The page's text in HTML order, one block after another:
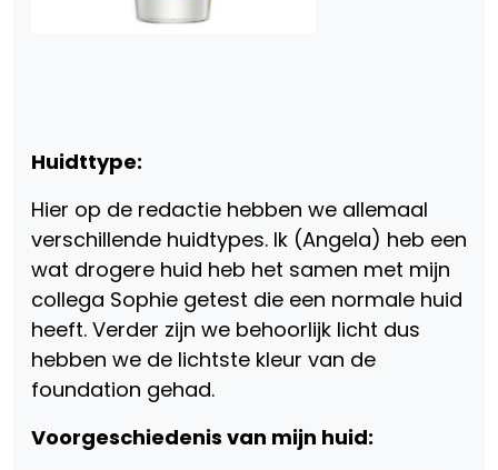
Huidttype:
Hier op de redactie hebben we allemaal
verschillende huidtypes. Ik (Angela) heb een
wat drogere huid heb het samen met mijn
collega Sophie getest die een normale huid
heeft. Verder zijn we behoorlijk licht dus
hebben we de lichtste kleur van de
foundation gehad.
Voorgeschiedenis van mijn huid: